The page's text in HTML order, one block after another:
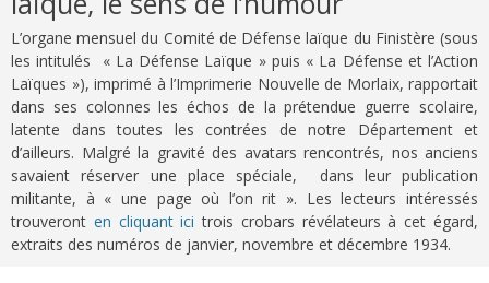
L’organe mensuel du Comité de Défense laïque du Finistère (sous
les intitulés « La Défense Laïque » puis « La Défense et l’Action
Laïques »), imprimé à l’Imprimerie Nouvelle de Morlaix, rapportait
dans ses colonnes les échos de la prétendue guerre scolaire,
latente dans toutes les contrées de notre Département et
d’ailleurs. Malgré la gravité des avatars rencontrés, nos anciens
savaient réserver une place spéciale, dans leur publication
militante, à « une page où l’on rit ». Les lecteurs intéressés
trouveront en cliquant ici trois crobars révélateurs à cet égard,
extraits des numéros de janvier, novembre et décembre 1934.